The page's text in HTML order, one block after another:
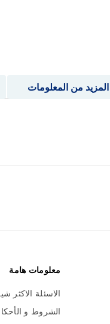
المزيد من المعلومات
معلومات هامة
الاسئلة الاكثر
الشروط و